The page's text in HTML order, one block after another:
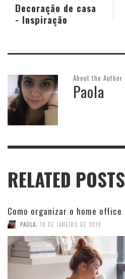
Decoração de casa
- Inspiração
About the Author
Paola
RELATED POSTS
Como organizar o home office
PAOLA 10 DE JANEIRO DE 2019